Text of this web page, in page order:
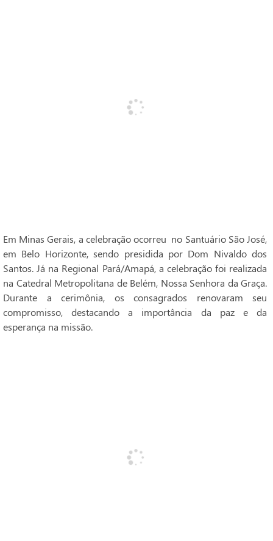
Em Minas Gerais, a celebração ocorreu no Santuário São José,
em Belo Horizonte, sendo presidida por Dom Nivaldo dos
Santos. Já na Regional Pará/Amapá, a celebração foi realizada
na Catedral Metropolitana de Belém, Nossa Senhora da Graça.
Durante a cerimônia, os consagrados renovaram seu
compromisso, destacando a importância da paz e da
esperança na missão.